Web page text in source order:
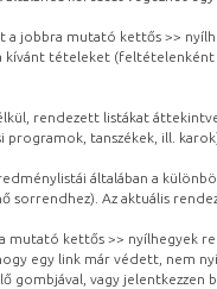
a jobbra mutató kettős >>
tételeket (feltételenként
rendezett listákat
programok, tanszékek, ill.
általában a
sorrendhez). Az aktuális
mutató kettős >> nyílhegyek
egy link már védett, nem
gombjával, vagy